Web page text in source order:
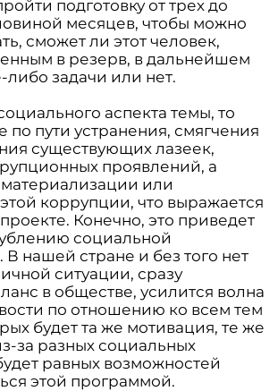
подготовку от трех до
месяцев, чтобы можно
сможет ли этот человек,
в резерв, в дальнейшем
либо задачи или нет.
аспекта темы, то
по пути устранения, смягчения
существующих лазеек,
проявлений, а
материализации или
коррупции, что выражается
Конечно, это приведет
социальной
нашей стране и без того нет
ситуации, сразу
в обществе, усилится волна
по отношению ко всем тем
будет та же мотивация, те же
за разных социальных
равных возможностей
этой программой.